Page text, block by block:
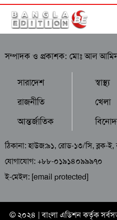
সম্পাদক ও প্রকাশক: মোঃ আল
সারাদেশ
রাজনীতি
আন্তর্জাতিক
স্বাস্থ্য
খেলা
ঠিকানা: হাউজ:৯১, রোড-১৩/সি, ব্লক-ই,
যোগাযোগ: +৮৮-০১৯১৪০৯৯৯৭০
ই-মেইল: [email protected]
© ২০২৪ |বাংলা এডিশনকর্তৃক